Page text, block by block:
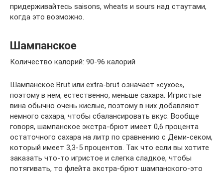
придерживайтесь saisons, wheats и sours над стаутами,
когда это возможно.
Шампанское
Количество калорий: 90-96 калорий
Шампанское Brut или extra-brut означает «сухое»,
поэтому в нем, естественно, меньше сахара. Игристые
вина обычно очень кислые, поэтому в них добавляют
немного сахара, чтобы сбалансировать вкус. Вообще
говоря, шампанское экстра-брют имеет 0,6 процента
остаточного сахара на литр по сравнению с Деми-секом,
который имеет 3,3-5 процентов. Так что если вы хотите
заказать что-то игристое и слегка сладкое, чтобы
потягивать, то флейта экстра-брют шампанского-это